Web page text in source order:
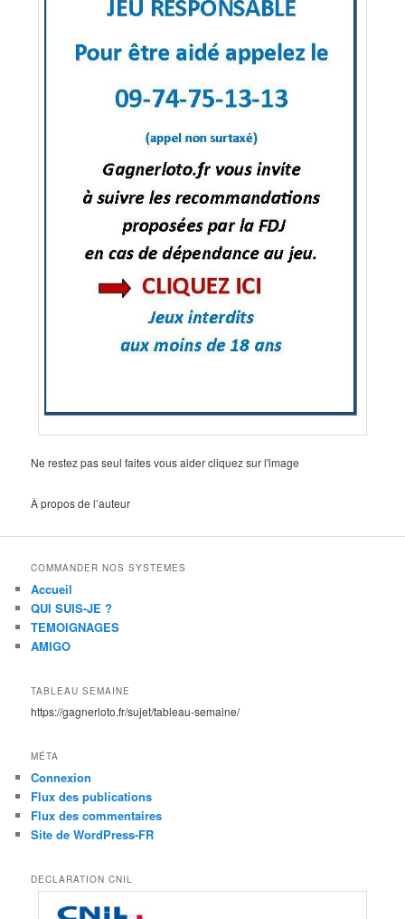
Ne restez pas seul faites vous aider cliquez sur l'image
À propos de l’auteur
COMMANDER NOS SYSTEMES
Accueil
QUI SUIS-JE ?
TEMOIGNAGES
AMIGO
TABLEAU SEMAINE
https://gagnerloto.fr/sujet/tableau-semaine/
MÉTA
Connexion
Flux des publications
Flux des commentaires
Site de WordPress-FR
DECLARATION CNIL